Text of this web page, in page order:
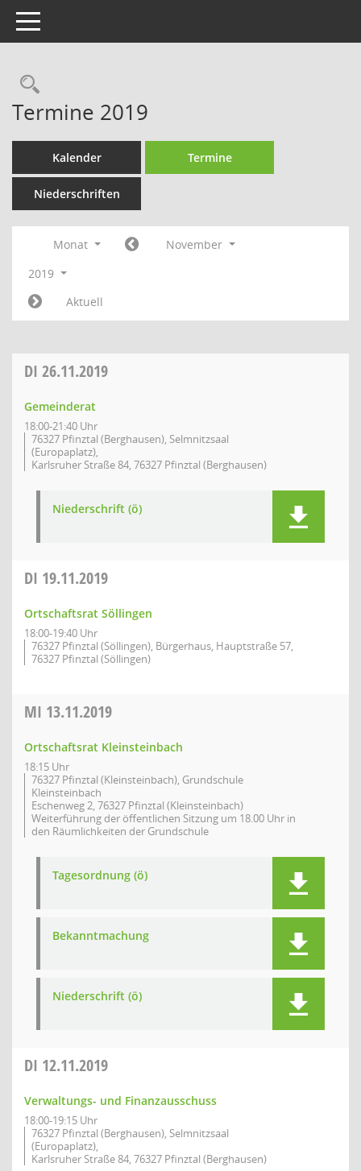
Toggle navigation
Rechercheauswahl
Termine 2019
Kalender Termine
Niederschriften
Monat
November
2019
Aktuell
DI 26.11.2019
Gemeinderat
18:00-21:40 Uhr
76327 Pfinztal (Berghausen), Selmnitzsaal
(Europaplatz),
Karlsruher Straße 84, 76327 Pfinztal (Berghausen)
Niederschrift (ö)
DI 19.11.2019
Ortschaftsrat Söllingen
18:00-19:40 Uhr
76327 Pfinztal (Söllingen), Bürgerhaus, Hauptstraße 57,
76327 Pfinztal (Söllingen)
MI 13.11.2019
Ortschaftsrat Kleinsteinbach
18:15 Uhr
76327 Pfinztal (Kleinsteinbach), Grundschule
Kleinsteinbach
Eschenweg 2, 76327 Pfinztal (Kleinsteinbach)
Weiterführung der öffentlichen Sitzung um 18.00 Uhr in
den Räumlichkeiten der Grundschule
Tagesordnung (ö)
Bekanntmachung
Niederschrift (ö)
DI 12.11.2019
Verwaltungs- und Finanzausschuss
18:00-19:15 Uhr
76327 Pfinztal (Berghausen), Selmnitzsaal
(Europaplatz),
Karlsruher Straße 84, 76327 Pfinztal (Berghausen)